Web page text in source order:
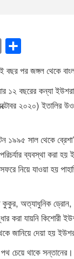
Copy
Link
বছর পর জঙ্গল থেকে
১২ বছরের কন্যা
২০২০) ইতালির
১৯৯৫ সাল থেকে
ব্যবস্থা করা
নিয়ে যাওয়া হয়
অত্যাধুনিক ড্রোন,
করা যায়নি কিশোরী
জানিয়ে দেয়া হয়
চেয়ে থাকে সন্তানের।